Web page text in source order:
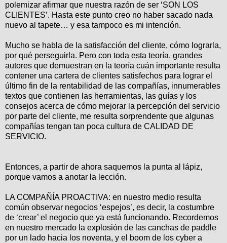
polemizar afirmar que nuestra razón de ser ‘SON LOS
CLIENTES’. Hasta este punto creo no haber sacado nada
nuevo al tapete… y esa tampoco es mi intención.
Mucho se habla de la satisfacción del cliente, cómo lograrla,
por qué perseguirla. Pero con toda esta teoría, grandes
autores que demuestran en la teoría cuán importante resulta
contener una cartera de clientes satisfechos para lograr el
último fin de la rentabilidad de las compañías, innumerables
textos que contienen las herramientas, las guías y los
consejos acerca de cómo mejorar la percepción del servicio
por parte del cliente, me resulta sorprendente que algunas
compañías tengan tan poca cultura de CALIDAD DE
SERVICIO.
Entonces, a partir de ahora saquemos la punta al lápiz,
porque vamos a anotar la lección.
LA COMPAÑÍA PROACTIVA: en nuestro medio resulta
común observar negocios ‘espejos’, es decir, la costumbre
de ‘crear’ el negocio que ya está funcionando. Recordemos
en nuestro mercado la explosión de las canchas de paddle
por un lado hacia los noventa, y el boom de los cyber a